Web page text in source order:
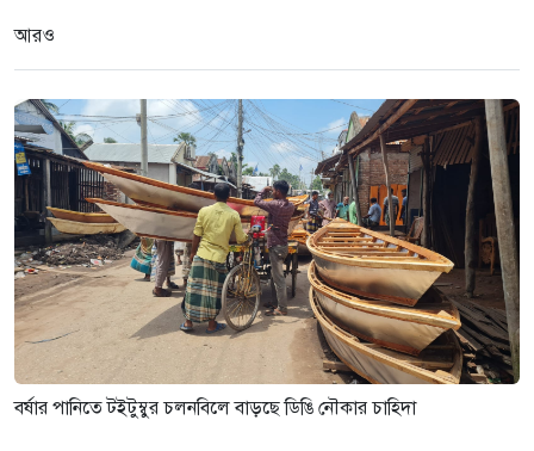
নির্বাচনে বিজয় কঠিন হবে-সোহাগ
১ মাস আগে
আরও
বর্ষার পানিতে টইটুম্বুর চলনবিলে বাড়ছে ডিঙি নৌকার চাহিদা